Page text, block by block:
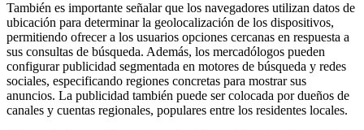
También es importante señalar que los navegadores utilizan datos de
ubicación para determinar la geolocalización de los dispositivos,
permitiendo ofrecer a los usuarios opciones cercanas en respuesta a
sus consultas de búsqueda. Además, los mercadólogos pueden
configurar publicidad segmentada en motores de búsqueda y redes
sociales, especificando regiones concretas para mostrar sus
anuncios. La publicidad también puede ser colocada por dueños de
canales y cuentas regionales, populares entre los residentes locales.